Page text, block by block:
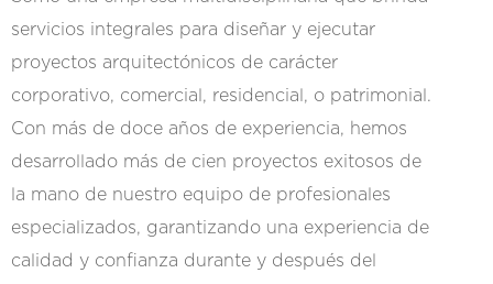
servicios integrales para diseñar y ejecutar
proyectos arquitectónicos de carácter
corporativo, comercial, residencial, o patrimonial.
Con más de doce años de experiencia, hemos
desarrollado más de cien proyectos exitosos de
la mano de nuestro equipo de profesionales
especializados, garantizando una experiencia de
calidad y confianza durante y después del